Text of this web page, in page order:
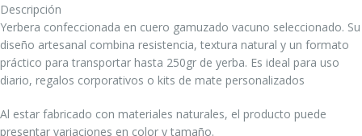
Descripción
Yerbera confeccionada en cuero gamuzado vacuno seleccionado. Su
diseño artesanal combina resistencia, textura natural y un formato
práctico para transportar hasta 250gr de yerba. Es ideal para uso
diario, regalos corporativos o kits de mate personalizados
Al estar fabricado con materiales naturales, el producto puede
presentar variaciones en color y tamaño.